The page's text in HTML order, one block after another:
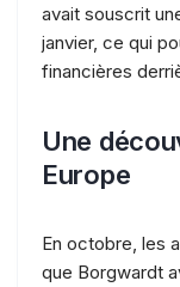
avait souscrit
janvier, ce qui
financières
Une
Europe
En octobre, les
que Borgwardt